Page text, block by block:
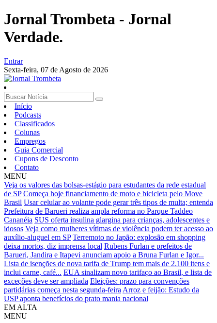
Jornal Trombeta - Jornal
Verdade.
Entrar
Sexta-feira, 07 de Agosto de 2026
Início
Podcasts
Classificados
Colunas
Empregos
Guia Comercial
Cupons de Desconto
Contato
MENU
Veja os valores das bolsas-estágio para estudantes da rede estadual
de SP Começa hoje financiamento de moto e bicicleta pelo Move
Brasil Usar celular ao volante pode gerar três tipos de multa; entenda
Prefeitura de Barueri realiza ampla reforma no Parque Taddeo
Cananéia SUS oferta insulina glargina para crianças, adolescentes e
idosos Veja como mulheres vítimas de violência podem ter acesso ao
auxílio-aluguel em SP Terremoto no Japão: explosão em shopping
deixa mortos, diz imprensa local Rubens Furlan e prefeitos de
Barueri, Jandira e Itapevi anunciam apoio a Bruna Furlan e Igor...
Lista de isenções de nova tarifa de Trump tem mais de 2.100 itens e
inclui carne, café... EUA sinalizam novo tarifaço ao Brasil, e lista de
exceções deve ser ampliada Eleições: prazo para convenções
partidárias começa nesta segunda-feira Arroz e feijão: Estudo da
USP aponta benefícios do prato mania nacional
EM ALTA
MENU